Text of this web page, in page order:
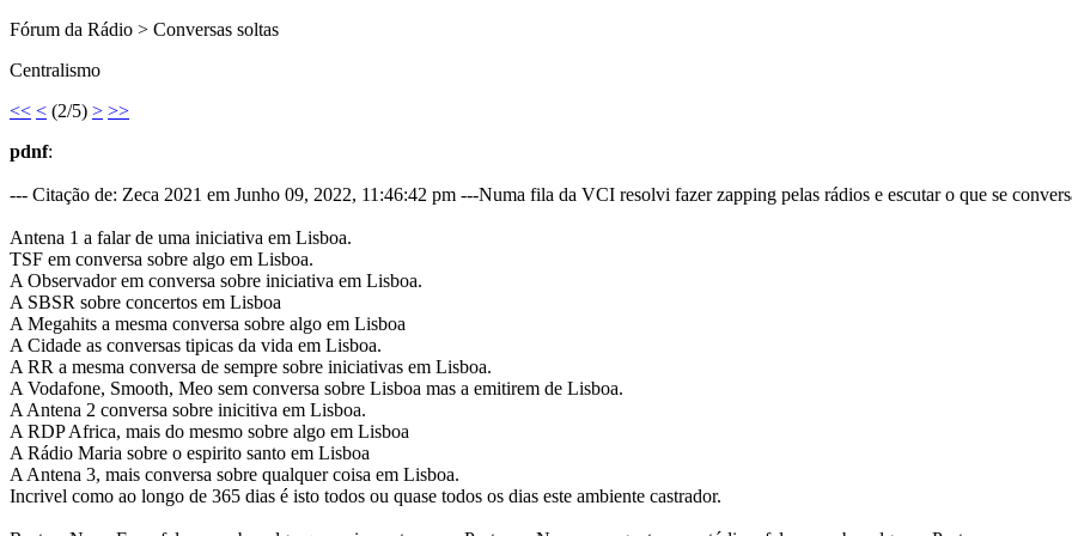
Fórum da Rádio > Conversas soltas
Centralismo
<< < (2/5) > >>
pdnf:
--- Citação de: Zeca 2021 em Junho 09, 2022, 11:46:42 pm ---Numa fila da VCI resolvi fazer zapping pelas rádios e escutar o que se
Antena 1 a falar de uma iniciativa em Lisboa.
TSF em conversa sobre algo em Lisboa.
A Observador em conversa sobre iniciativa em Lisboa.
A SBSR sobre concertos em Lisboa
A Megahits a mesma conversa sobre algo em Lisboa
A Cidade as conversas tipicas da vida em Lisboa.
A RR a mesma conversa de sempre sobre iniciativas em Lisboa.
A Vodafone, Smooth, Meo sem conversa sobre Lisboa mas a emitirem de Lisboa.
A Antena 2 conversa sobre inicitiva em Lisboa.
A RDP Africa, mais do mesmo sobre algo em Lisboa
A Rádio Maria sobre o espirito santo em Lisboa
A Antena 3, mais conversa sobre qualquer coisa em Lisboa.
Incrivel como ao longo de 365 dias é isto todos ou quase todos os dias este ambiente castrador.